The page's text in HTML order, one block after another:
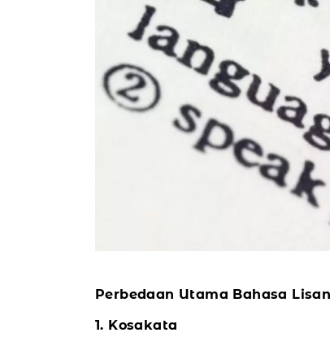
Perbedaan Utama Bahasa
1. Kosakata